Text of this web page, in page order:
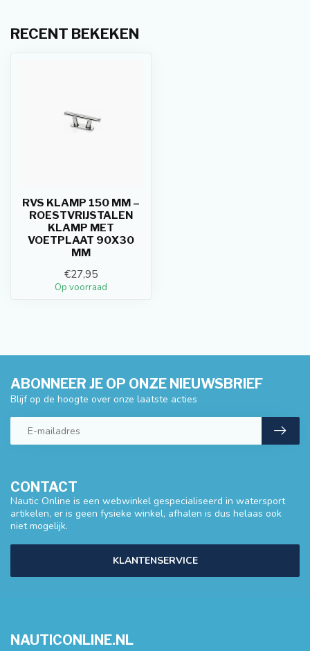
RECENT BEKEKEN
RVS KLAMP 150 MM –
ROESTVRIJSTALEN
KLAMP MET
VOETPLAAT 90X30
MM
€27,95
Op voorraad
CONTACT
Nautic Online is een webwinkel gespecialiseerd in watersport
artikelen, er is geen fysieke winkel, afhalen is dus helaas ook
niet mogelijk.
KLANTENSERVICE
ABONNEER JE OP ONZE NIEUWSBRIEF
Blijf op de hoogte over onze laatste acties
NAUTICONLINE.NL